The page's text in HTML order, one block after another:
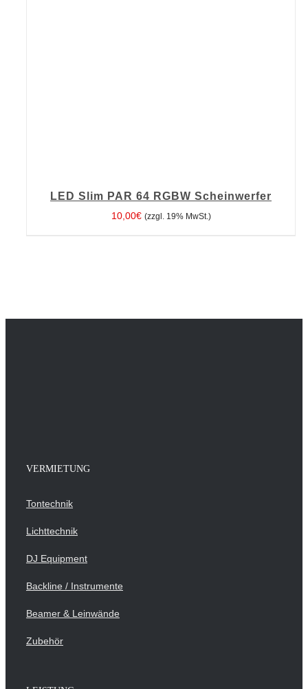
IN DEN WARENKORB / DETAILS
LED Slim PAR 64 RGBW Scheinwerfer
10,00€ (zzgl. 19% MwSt.)
VERMIETUNG
Tontechnik
Lichttechnik
DJ Equipment
Backline / Instrumente
Beamer & Leinwände
Zubehör